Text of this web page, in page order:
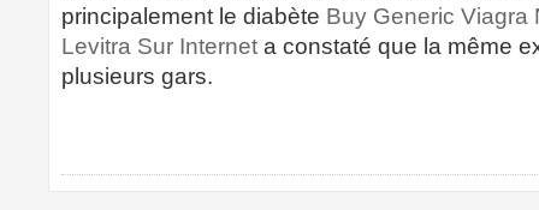
principalement le diabète Buy Generic Viagra
Levitra Sur Internet a constaté que la même
plusieurs gars.